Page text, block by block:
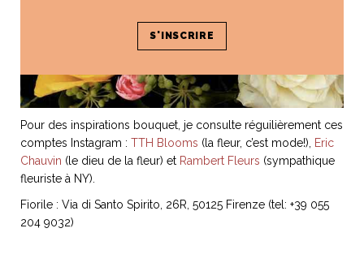
Pour des inspirations bouquet, je consulte réguilièrement ces
comptes Instagram : TTH Blooms (la fleur, c’est mode!),
Eric
Chauvin (le dieu de la fleur) et Rambert Fleurs (sympathique
fleuriste à NY).
Fiorile : Via di Santo Spirito, 26R, 50125 Firenze (tel: +39 055
204 9032)